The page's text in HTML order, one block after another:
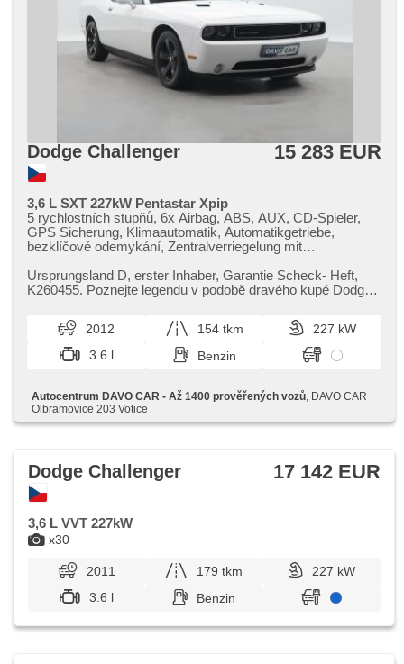
Dodge Challenger 15 283 EUR
3,6 L SXT 227kW Pentastar Xpip
5 rychlostních stupňů, 6x Airbag, ABS, AUX, CD-Spieler,
GPS Sicherung, Klimaautomatik, Automatikgetriebe,
bezklíčové odemykání, Zentralverriegelung mit
Rücksitzbank, El. Vorderscheiben, El. Spiegel,
Wegfahrsperre, isofix, Ledersitze, Lederpolsterung,
Lenkrad einstellbar, Bordcomputer, Parkassistent, parkovací
senzory zadní, Positionssitze, Servolenkung,
Antriebsschlupfregelung (ASR), samostmívací zrcátka,
Lichtsensor, Elektronisches Stabilitätsprogramm (ESP),
Außenthermometer, beheizte Sitze, beheizte Spiegel,
höheneinstellbare Sitze, zadní loketní opěrka, zadní pohon
Ursprungsland D,​ erster Inhaber,​ Garantie Scheck​- Heft,​
K260455. Poznejte legendu v podobě dravého kupé Dodge
2012 154 tkm
227 kW
3.6 l
Benzin
Autocentrum DAVO CAR - Až 1400 prověřených vozů , DAVO CAR
Olbramovice 203 Votice
x30
Dodge Challenger 17 142 EUR
3,6 L VVT 227kW
2011 179 tkm
227 kW
3.6 l
Benzin